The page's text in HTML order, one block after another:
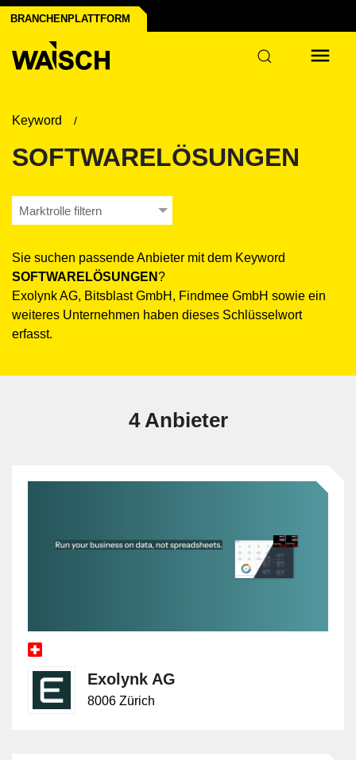
BRANCHENPLATTFORM
Keyword
SOFTWARELÖSUNGEN
Marktrolle filtern
Sie suchen passende Anbieter mit dem Keyword
SOFTWARELÖSUNGEN?
Exolynk AG, Bitsblast GmbH, Findmee GmbH sowie ein
weiteres Unternehmen haben dieses Schlüsselwort
erfasst.
4 Anbieter
Exolynk AG
8006 Zürich